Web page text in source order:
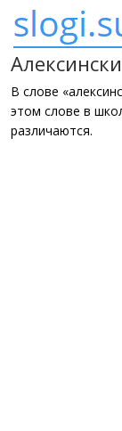
В слове
этом слове в
различаются.